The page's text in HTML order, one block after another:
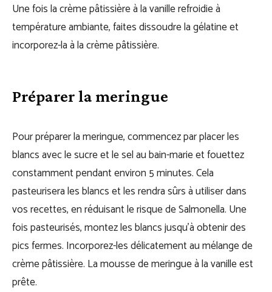
Une fois la crème pâtissière à la vanille refroidie à
température ambiante, faites dissoudre la gélatine et
incorporez-la à la crème pâtissière.
Préparer la meringue
Pour préparer la meringue, commencez par placer les
blancs avec le sucre et le sel au bain-marie et fouettez
constamment pendant environ 5 minutes. Cela
pasteurisera les blancs et les rendra sûrs à utiliser dans
vos recettes, en réduisant le risque de Salmonella. Une
fois pasteurisés, montez les blancs jusqu’à obtenir des
pics fermes. Incorporez-les délicatement au mélange de
crème pâtissière. La mousse de meringue à la vanille est
prête.